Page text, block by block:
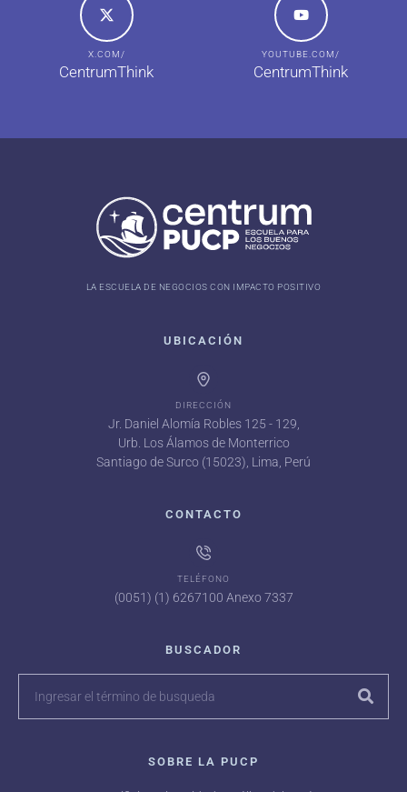
X.COM/
CentrumThink
YOUTUBE.COM/
CentrumThink
LA ESCUELA DE NEGOCIOS CON IMPACTO POSITIVO
UBICACIÓN
DIRECCIÓN
Jr. Daniel Alomía Robles 125 - 129,
Urb. Los Álamos de Monterrico
Santiago de Surco (15023), Lima, Perú
CONTACTO
TELÉFONO
(0051) (1) 6267100 Anexo 7337
BUSCADOR
SOBRE LA PUCP